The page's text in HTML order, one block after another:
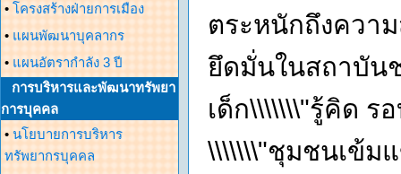
• โครงสร้างฝ่ายการเมือง
• แผนพัฒนาบุคลากร
• แผนอัตรากำลัง 3 ปี
การบริหารและพัฒนาทรัพยา
การบุคคล
• นโยบายการบริหาร
ทรัพยากรบุคคล
ตระหนักถึงควา
ยึดมั่นในสถาบัน
เด็ก\\\\\\\"รู้คิด ร
\\\\\\\"ชุมชนเข้ม